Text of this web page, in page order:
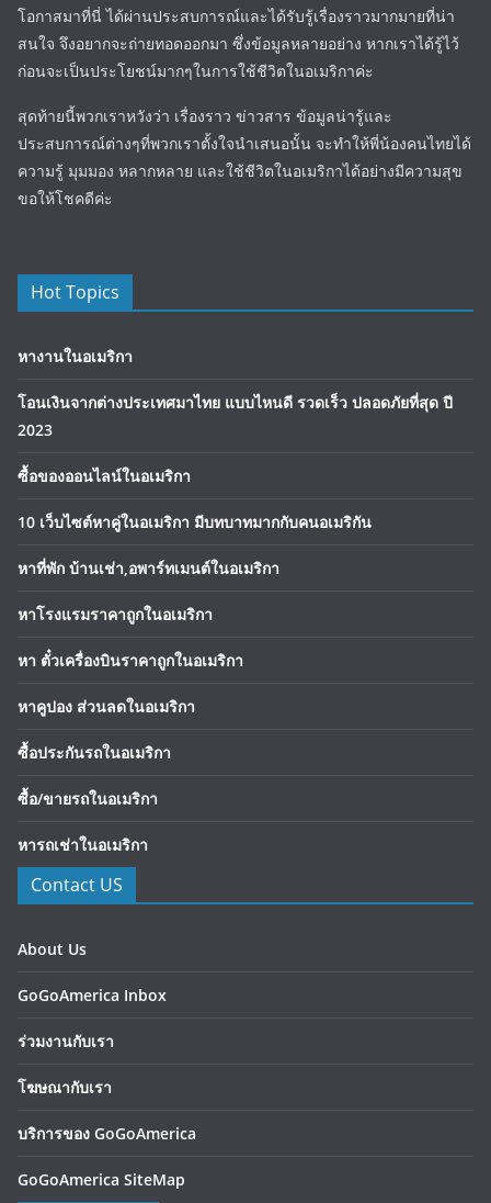
โอกาสมาที่นี่ ได้ผ่านประสบการณ์และได้รับรู้เรื่องราวมากมายที่น่า
สนใจ จึงอยากจะถ่ายทอดออกมา ซึ่งข้อมูลหลายอย่าง หากเราได้รู้ไว้
ก่อนจะเป็นประโยชน์มากๆในการใช้ชีวิตในอเมริกาค่ะ
สุดท้ายนี้พวกเราหวังว่า เรื่องราว ข่าวสาร ข้อมูลน่ารู้และ
ประสบการณ์ต่างๆที่พวกเราตั้งใจนำเสนอนั้น จะทำให้พี่น้องคนไทยได้
ความรู้ มุมมอง หลากหลาย และใช้ชีวิตในอเมริกาได้อย่างมีความสุข
ขอให้โชคดีค่ะ
Hot Topics
หางานในอเมริกา
โอนเงินจากต่างประเทศมาไทย แบบไหนดี รวดเร็ว ปลอดภัยที่สุด ปี
2023
ซื้อของออนไลน์ในอเมริกา
10 เว็บไซต์หาคู่ในอเมริกา มีบทบาทมากกับคนอเมริกัน
หาที่พัก บ้านเช่า,อพาร์ทเมนต์ในอเมริกา
หาโรงแรมราคาถูกในอเมริกา
หา ตั๋วเครื่องบินราคาถูกในอเมริกา
หาคูปอง ส่วนลดในอเมริกา
ซื้อประกันรถในอเมริกา
ซื้อ/ขายรถในอเมริกา
หารถเช่าในอเมริกา
Contact US
About Us
GoGoAmerica Inbox
ร่วมงานกับเรา
โฆษณากับเรา
บริการของ GoGoAmerica
GoGoAmerica SiteMap